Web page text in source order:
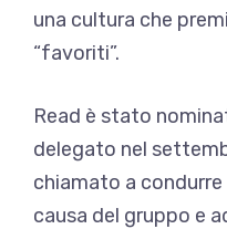
una cultura che
“favoriti”.
Read è stato
delegato nel
chiamato a
causa del gruppo e